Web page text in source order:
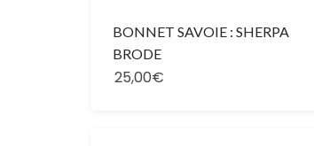
BONNET SAVOIE : SHERPA
BRODE
25,00€